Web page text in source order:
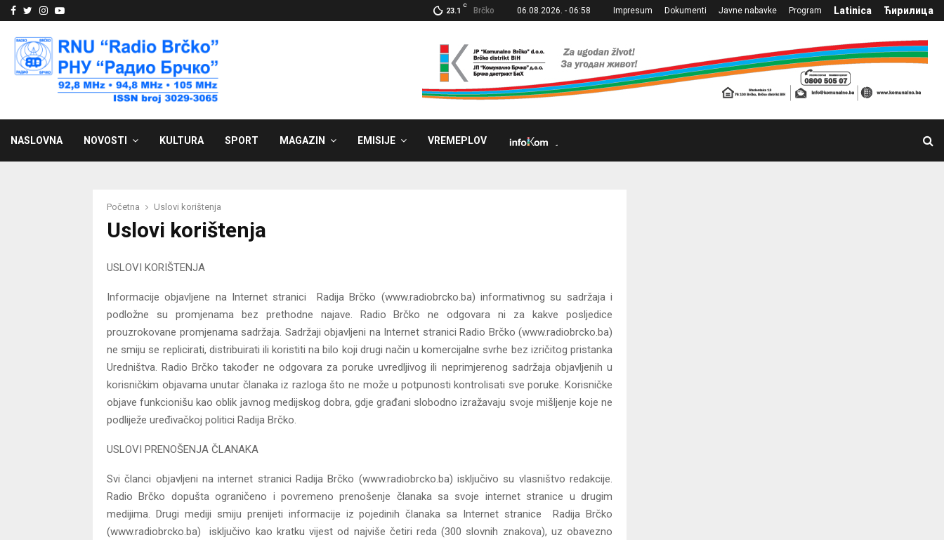
Facebook
Twitter
Instagram
Youtube 23.1
C
Brčko 06.08.2026. - 06:58 Impresum Dokumenti Javne nabavke Program Latinica Ћирилица
NASLOVNA NOVOSTI KULTURA SPORT MAGAZIN EMISIJE VREMEPLOV
Početna Uslovi korištenja
Uslovi korištenja
USLOVI KORIŠTENJA
Informacije objavljene na Internet stranici Radija Brčko (www.radiobrcko.ba) informativnog su sadržaja i
podložne su promjenama bez prethodne najave. Radio Brčko ne odgovara ni za kakve posljedice
prouzrokovane promjenama sadržaja. Sadržaji objavljeni na Internet stranici Radio Brčko (www.radiobrcko.ba)
ne smiju se replicirati, distribuirati ili koristiti na bilo koji drugi način u komercijalne svrhe bez izričitog pristanka
Uredništva. Radio Brčko također ne odgovara za poruke uvredljivog ili neprimjerenog sadržaja objavljenih u
korisničkim objavama unutar članaka iz razloga što ne može u potpunosti kontrolisati sve poruke. Korisničke
objave funkcionišu kao oblik javnog medijskog dobra, gdje građani slobodno izražavaju svoje mišljenje koje ne
podliježe uređivačkoj politici Radija Brčko.
USLOVI PRENOŠENJA ČLANAKA
Svi članci objavljeni na internet stranici Radija Brčko (www.radiobrcko.ba) isključivo su vlasništvo redakcije.
Radio Brčko dopušta ograničeno i povremeno prenošenje članaka sa svoje internet stranice u drugim
medijima. Drugi mediji smiju prenijeti informacije iz pojedinih članaka sa Internet stranice Radija Brčko
(www.radiobrcko.ba) isključivo kao kratku vijest od najviše četiri reda (300 slovnih znakova), uz obavezno